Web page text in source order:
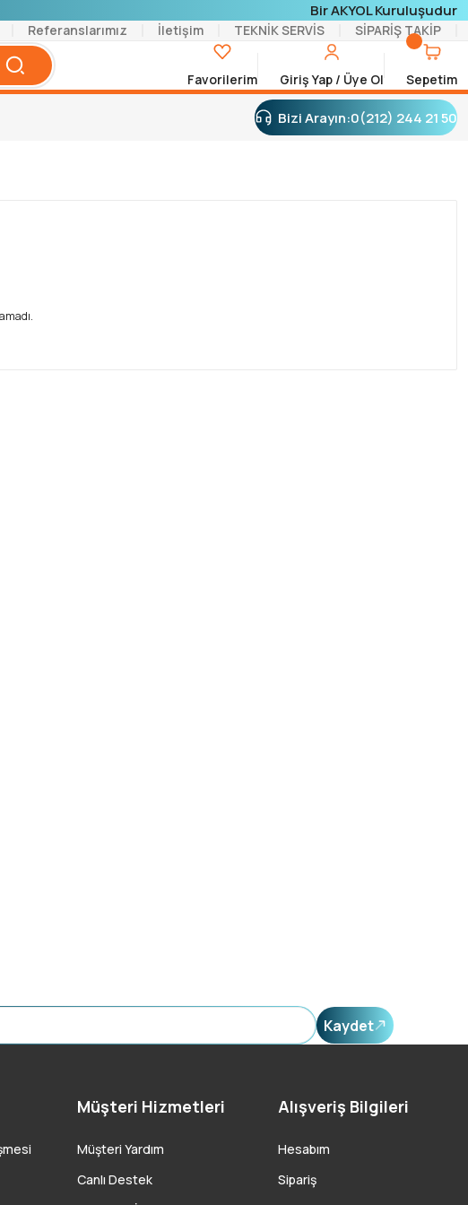
Bir AKYOL Kuruluşudur
Referanslarımız İletişim TEKNİK SERVİS SİPARİŞ TAKİP
Favorilerim Giriş Yap / Üye Ol Sepetim
Bizi Arayın:0(212) 244 21 50
Kaydet
Müşteri Hizmetleri
Müşteri Yardım
Canlı Destek
Alışveriş Bilgileri
Hesabım
Sipariş